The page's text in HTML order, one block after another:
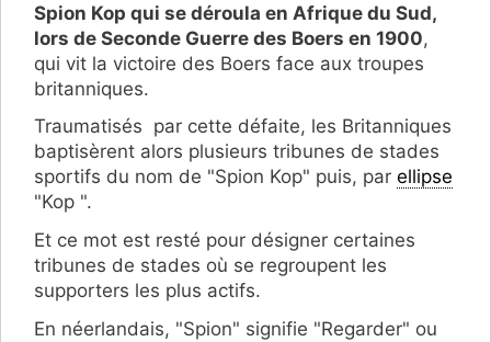
Spion Kop qui se déroula en Afrique du Sud,
lors de Seconde Guerre des Boers en 1900,
qui vit la victoire des Boers face aux troupes
britanniques.
Traumatisés par cette défaite, les Britanniques
baptisèrent alors plusieurs tribunes de stades
sportifs du nom de "Spion Kop" puis, par ellipse
"Kop ".
Et ce mot est resté pour désigner certaines
tribunes de stades où se regroupent les
supporters les plus actifs.
En néerlandais, "Spion" signifie "Regarder" ou